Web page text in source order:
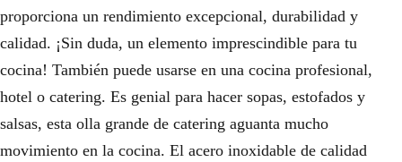
proporciona un rendimiento excepcional, durabilidad y
calidad. ¡Sin duda, un elemento imprescindible para tu
cocina! También puede usarse en una cocina profesional,
hotel o catering. Es genial para hacer sopas, estofados y
salsas, esta olla grande de catering aguanta mucho
movimiento en la cocina. El acero inoxidable de calidad